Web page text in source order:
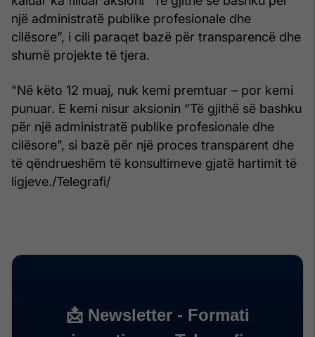
një administratë publike profesionale dhe
cilësore”, i cili paraqet bazë për transparencë dhe
shumë projekte të tjera.
"Në këto 12 muaj, nuk kemi premtuar – por kemi
punuar. E kemi nisur aksionin “Të gjithë së bashku
për një administratë publike profesionale dhe
cilësore”, si bazë për një proces transparent dhe
të qëndrueshëm të konsultimeve gjatë hartimit të
ligjeve./Telegrafi/